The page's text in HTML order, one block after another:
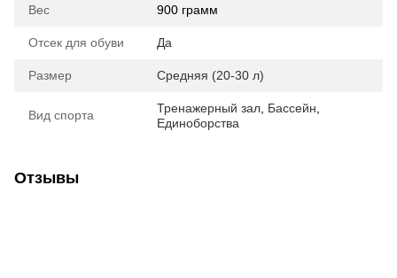
Вес 900 грамм
Отсек для обуви Да
Размер Средняя (20-30 л)
Вид спорта Тренажерный зал Бассейн
Единоборства
Отзывы